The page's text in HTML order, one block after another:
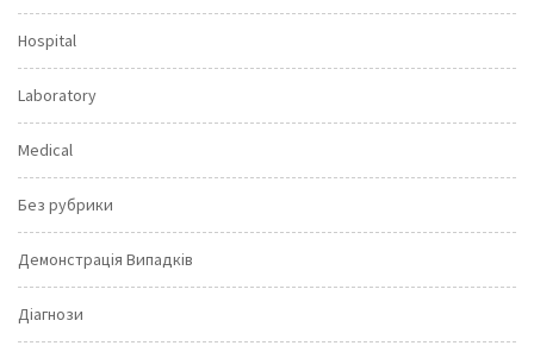
Hospital
Laboratory
Medical
Без рубрики
Демонстрація Випадків
Діагнози